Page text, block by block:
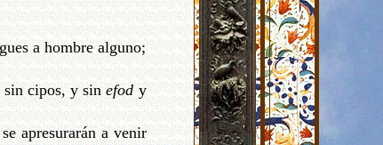
a hombre alguno;
sin cipos, y sinefody
apresurarán a venir